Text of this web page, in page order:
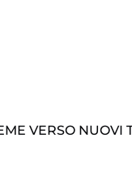
VERSO NUOVI